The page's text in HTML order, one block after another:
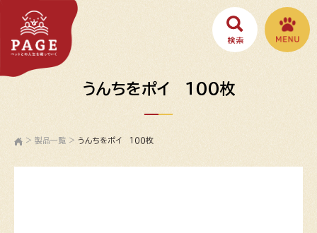
うんちをポイ １００枚
> 製品一覧 > うんちをポイ １００枚